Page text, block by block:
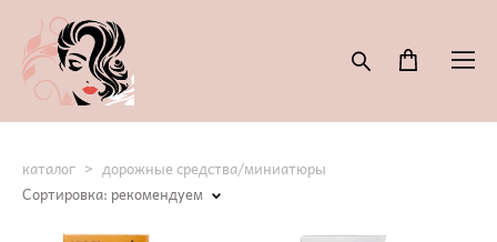
каталог > дорожные средства/миниатюры
Сортировка:рекомендуем